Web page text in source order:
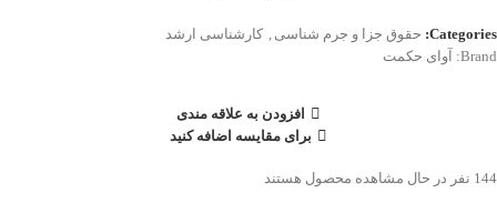
Categories: حقوق جزا و جرم شناسی , کارشناسی ارشد
Brand:
آوای حکمت
افزودن به علاقه مندی
برای مقایسه اضافه کنید
144 نفر در حال مشاهده محصول هستند